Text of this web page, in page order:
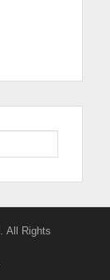
. All Rights